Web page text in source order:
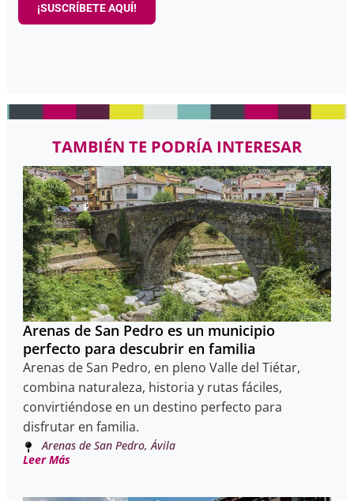
¡SUSCRÍBETE AQUÍ!
TAMBIÉN TE PODRÍA INTERESAR
Arenas de San Pedro es un municipio
perfecto para descubrir en familia
Arenas de San Pedro, en pleno Valle del Tiétar,
combina naturaleza, historia y rutas fáciles,
convirtiéndose en un destino perfecto para
disfrutar en familia.
Arenas de San Pedro, Ávila
Leer Más